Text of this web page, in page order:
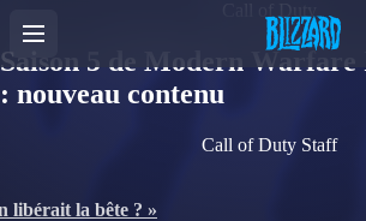
Saison 5 de Modern
: nouveau contenu
Call of Duty Staff
libérait la bête ? »